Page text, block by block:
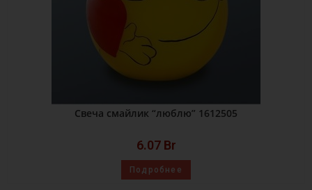
Свеча смайлик “люблю” 1612505
6.07 Br
Подробнее